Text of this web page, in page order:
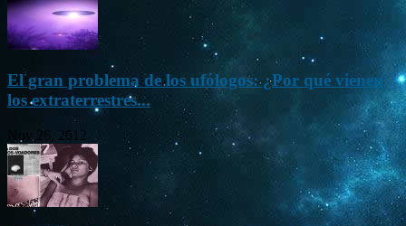
El gran problema de los ufólogos: ¿Por qué vienen
los extraterrestres...
Nov 26, 2012